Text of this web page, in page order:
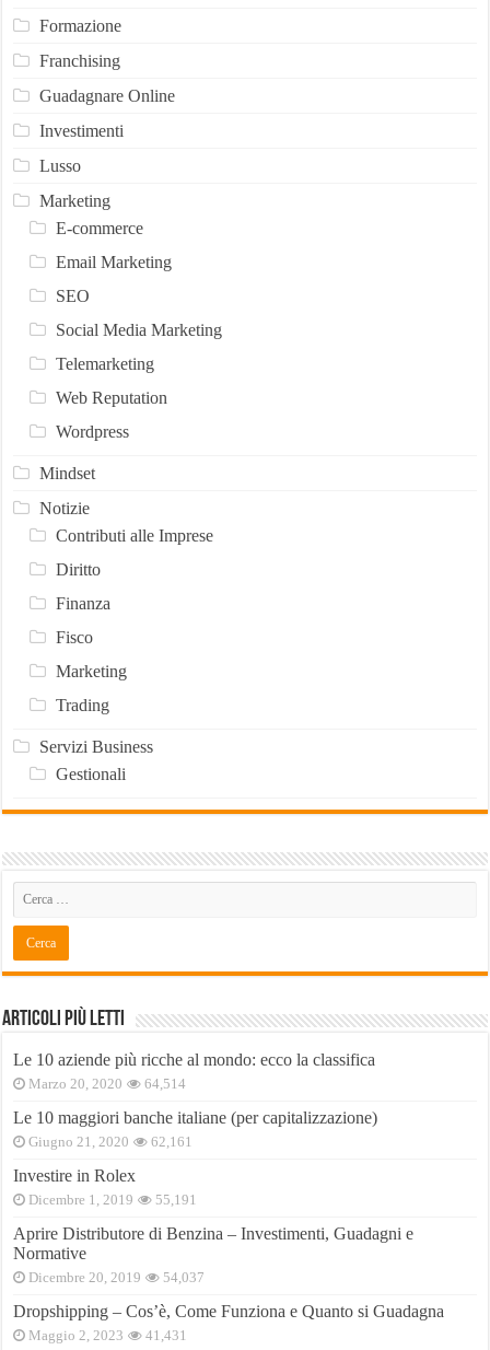
Formazione
Franchising
Guadagnare Online
Investimenti
Lusso
Marketing
E-commerce
Email Marketing
SEO
Social Media Marketing
Telemarketing
Web Reputation
Wordpress
Mindset
Notizie
Contributi alle Imprese
Diritto
Finanza
Fisco
Marketing
Trading
Servizi Business
Gestionali
Articoli Più Letti
Le 10 aziende più ricche al mondo: ecco la classifica
Marzo 20, 2020 64,514
Le 10 maggiori banche italiane (per capitalizzazione)
Giugno 21, 2020 62,161
Investire in Rolex
Dicembre 1, 2019 55,191
Aprire Distributore di Benzina – Investimenti, Guadagni e
Normative
Dicembre 20, 2019 54,037
Dropshipping – Cos’è, Come Funziona e Quanto si Guadagna
Maggio 2, 2023 41,431